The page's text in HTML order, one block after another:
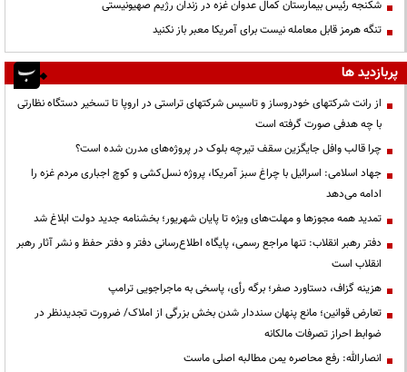
شکنجه رئیس بیمارستان کمال عدوان غزه در زندان رژیم صهیونیستی
تنگه هرمز قابل معامله نیست برای آمریکا معبر باز نکنید
پربازدید ها
از رانت‌ شرکتهای خودروساز و تاسیس شرکتهای تراستی در اروپا تا تسخیر دستگاه نظارتی
با چه هدفی صورت گرفته است
چرا قالب وافل جایگزین سقف تیرچه بلوک در پروژه‌های مدرن شده است؟
جهاد اسلامی: اسرائیل با چراغ سبز آمریکا، پروژه نسل‌کشی و کوچ اجباری مردم غزه را
ادامه می‌دهد
تمدید همه مجوزها و مهلت‌های ویژه تا پایان شهریور؛ بخشنامه جدید دولت ابلاغ شد
دفتر رهبر انقلاب: تنها مراجع رسمی، پایگاه اطلاع‌رسانی دفتر و دفتر حفظ و نشر آثار رهبر
انقلاب است
هزینه گزاف، دستاورد صفر؛ برگه رأی، پاسخی به ماجراجویی ترامپ
تعارض قوانین؛ مانع پنهان سنددار شدن بخش بزرگی از املاک/ ضرورت تجدیدنظر در
ضوابط احراز تصرفات مالکانه
انصارالله: رفع محاصره یمن مطالبه اصلی ماست